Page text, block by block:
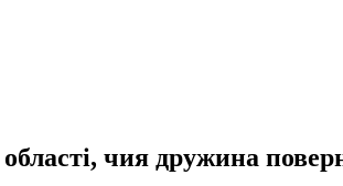
чия дружина